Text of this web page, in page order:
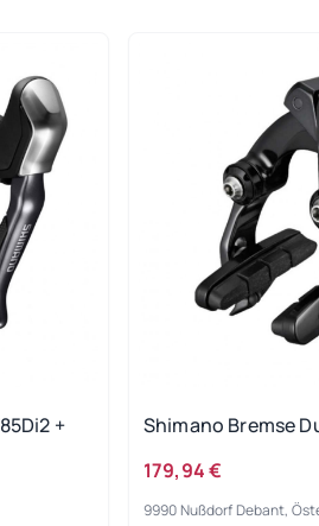
+
Shimano Bremse
179,94 €
9990 Nußdorf Debant,